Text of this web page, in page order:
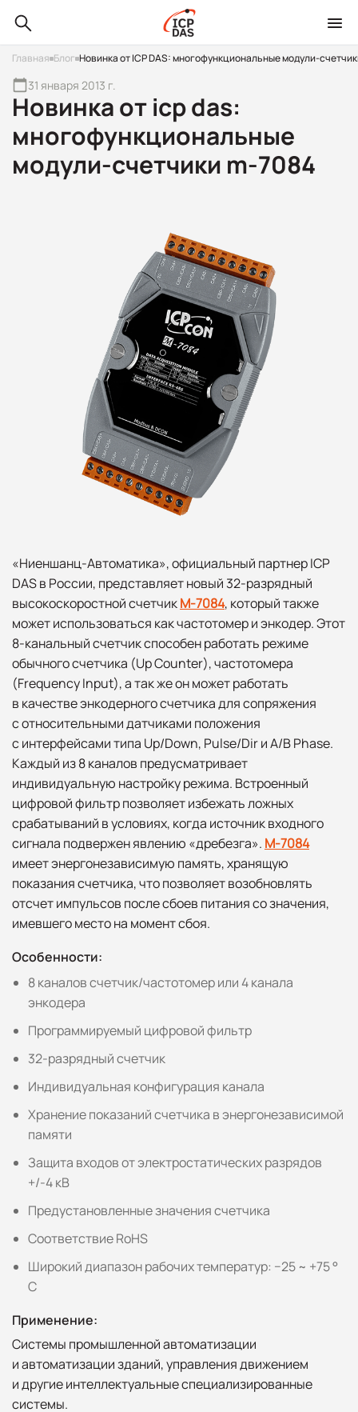
Главная Блог Новинка от ICP DAS: многофункциональные модули-
Новинка от icp das:
многофункциональные
модули-счетчики m-7084
31 января 2013 г.
«Ниеншанц-Автоматика», официальный партнер ICP
DAS в России, представляет новый 32-разрядный
высокоскоростной счетчикM-7084, который также
может использоваться как частотомер и энкодер. Этот
8-канальный счетчик способен работать режиме
обычного счетчика (Up Counter), частотомера
(Frequency Input), а так же он может работать
в качестве энкодерного счетчика для сопряжения
с относительными датчиками положения
с интерфейсами типа Up/Down, Pulse/Dir и A/B Phase.
Каждый из 8 каналов предусматривает
индивидуальную настройку режима. Встроенный
цифровой фильтр позволяет избежать ложных
срабатываний в условиях, когда источник входного
сигнала подвержен явлению «дребезга». M-7084
имеет энергонезависимую память, хранящую
показания счетчика, что позволяет возобновлять
отсчет импульсов после сбоев питания со значения,
имевшего место на момент сбоя.
Особенности:
8 каналов счетчик/частотомер или 4 канала
энкодера
Программируемый цифровой фильтр
32-разрядный счетчик
Индивидуальная конфигурация канала
Хранение показаний счетчика в энергонезависимой
памяти
Защита входов от электростатических разрядов
+/-4 кВ
Предустановленные значения счетчика
Соответствие RoHS
Широкий диапазон рабочих температур: −25 ~ +75 °
C
Применение:
Системы промышленной автоматизации
и автоматизации зданий, управления движением
и другие интеллектуальные специализированные
системы.